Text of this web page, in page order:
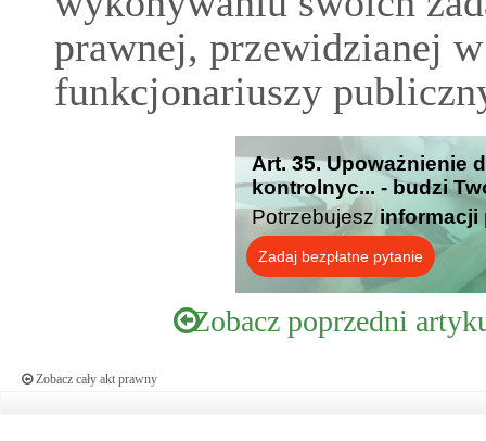
prawnej, przewidzianej
funkcjonariuszy
Art. 35. Upoważnienie
kontrolnyc... - budzi
Potrzebujesz informacji
Zadaj bezpłatne pytanie
Zobacz poprzedni
Zobacz cały akt prawny